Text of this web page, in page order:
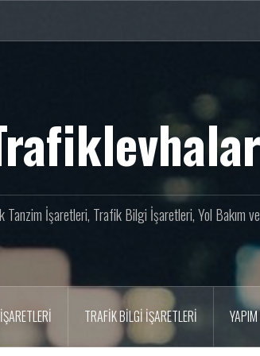
Tanzim İşaretleri, Trafik Bilgi İşaretleri, Yol Bakım
TRAFIK BILGI İŞARETLERI